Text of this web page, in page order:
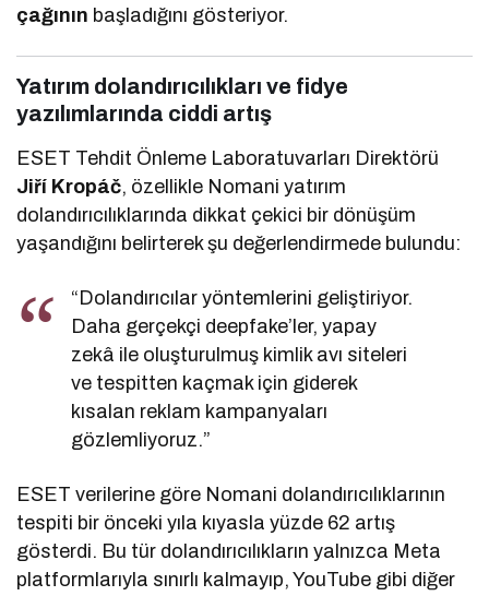
çağının başladığını gösteriyor.
Yatırım dolandırıcılıkları ve fidye
yazılımlarında ciddi artış
ESET Tehdit Önleme Laboratuvarları Direktörü
Jiří Kropáč, özellikle Nomani yatırım
dolandırıcılıklarında dikkat çekici bir dönüşüm
yaşandığını belirterek şu değerlendirmede bulundu:
“Dolandırıcılar yöntemlerini geliştiriyor.
Daha gerçekçi deepfake’ler, yapay
zekâ ile oluşturulmuş kimlik avı siteleri
ve tespitten kaçmak için giderek
kısalan reklam kampanyaları
gözlemliyoruz.”
ESET verilerine göre Nomani dolandırıcılıklarının
tespiti bir önceki yıla kıyasla yüzde 62 artış
gösterdi. Bu tür dolandırıcılıkların yalnızca Meta
platformlarıyla sınırlı kalmayıp, YouTube gibi diğer